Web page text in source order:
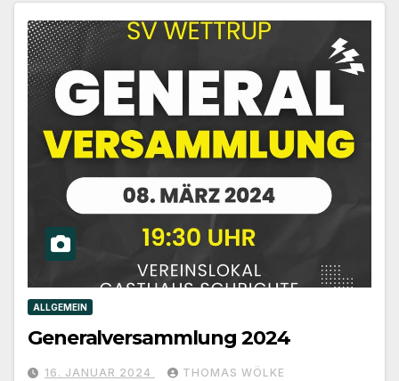
ALLGEMEIN
Generalversammlung 2024
16. JANUAR 2024 THOMAS WÖLKE